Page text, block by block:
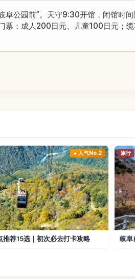
阜公园前”。天守9:30开馆，闭馆时
票：成人200日元、儿童100日元；
人气No.2
推荐15选｜初次必去打卡攻略
旅行
岐阜